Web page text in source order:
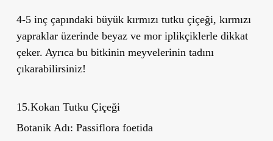
4-5 inç çapındaki büyük kırmızı tutku çiçeği, kırmızı
yapraklar üzerinde beyaz ve mor iplikçiklerle dikkat
çeker. Ayrıca bu bitkinin meyvelerinin tadını
çıkarabilirsiniz!
15.Kokan Tutku Çiçeği
Botanik Adı: Passiflora foetida